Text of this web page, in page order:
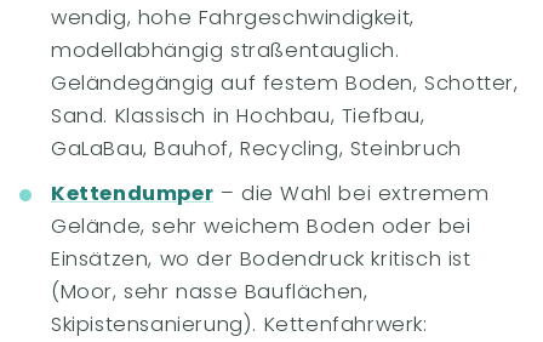
wendig, hohe Fahrgeschwindigkeit,
modellabhängig straßentauglich.
Geländegängig auf festem Boden, Schotter,
Sand. Klassisch in Hochbau, Tiefbau,
GaLaBau, Bauhof, Recycling, Steinbruch
Kettendumper – die Wahl bei extremem
Gelände, sehr weichem Boden oder bei
Einsätzen, wo der Bodendruck kritisch ist
(Moor, sehr nasse Bauflächen,
Skipistensanierung). Kettenfahrwerk: